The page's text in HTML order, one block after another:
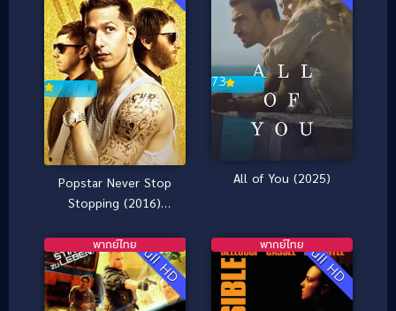
Popstar Never Stop
Stopping (2016)
สต๊อปไม่ได้ [ซับไทย]
7.3
All of You (2025)
Full HD
พากย์ไทย Full HD
พากย์ไทย